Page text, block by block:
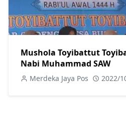
Mushola Toyibattut
Nabi Muhammad SAW
Merdeka Jaya Pos 2022/